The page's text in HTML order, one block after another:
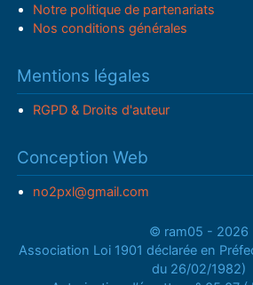
Notre politique de partenariats
Nos conditions générales
Mentions légales
RGPD & Droits d'auteur
Conception Web
no2pxl@gmail.com
© ram05 - 2026
Association Loi 1901 déclarée en
du 26/02/1982)